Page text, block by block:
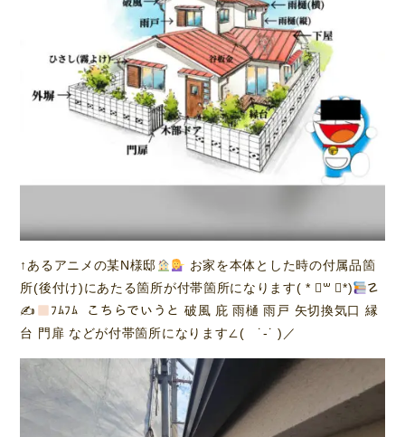
↑あるアニメの某N様邸
お家を本体とした時の付属品箇
所(後付け)にあたる箇所が付帯箇所になります( * ॑꒳ ॑*)
☡
✍
ﾌﾑﾌﾑ こちらでいうと 破風 庇 雨樋 雨戸 矢切換気口 縁
台 門扉 などが付帯箇所になります∠( ˙-˙ )／